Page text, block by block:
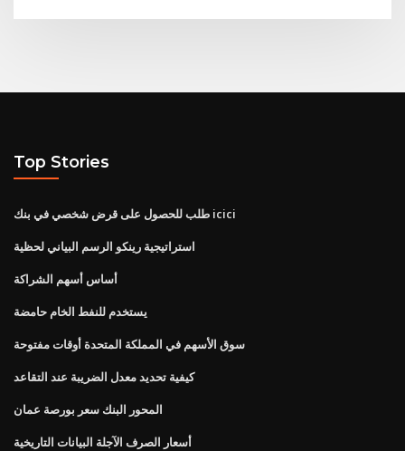
Top Stories
طلب للحصول على قرض شخصي في بنك icici
استراتيجية رينكو الرسم البياني لحظية
أساس أسهم الشراكة
يستخدم للنفط الخام حامضة
سوق الأسهم في المملكة المتحدة أوقات مفتوحة
كيفية تحديد معدل الضريبة عند التقاعد
المحور البنك سعر بورصة عمان
أسعار الصرف الآجلة البيانات التاريخية